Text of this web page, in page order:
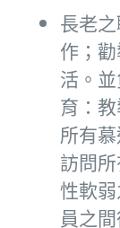
長老
作；
活。
育：
所有
訪問
性軟
員之